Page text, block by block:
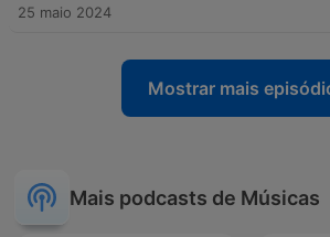
25 maio 2024
Mostrar mais
Mais podcasts de Músicas